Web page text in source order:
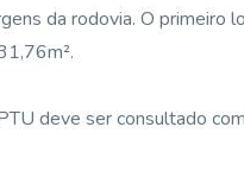
da rodovia. O
deve ser consultado